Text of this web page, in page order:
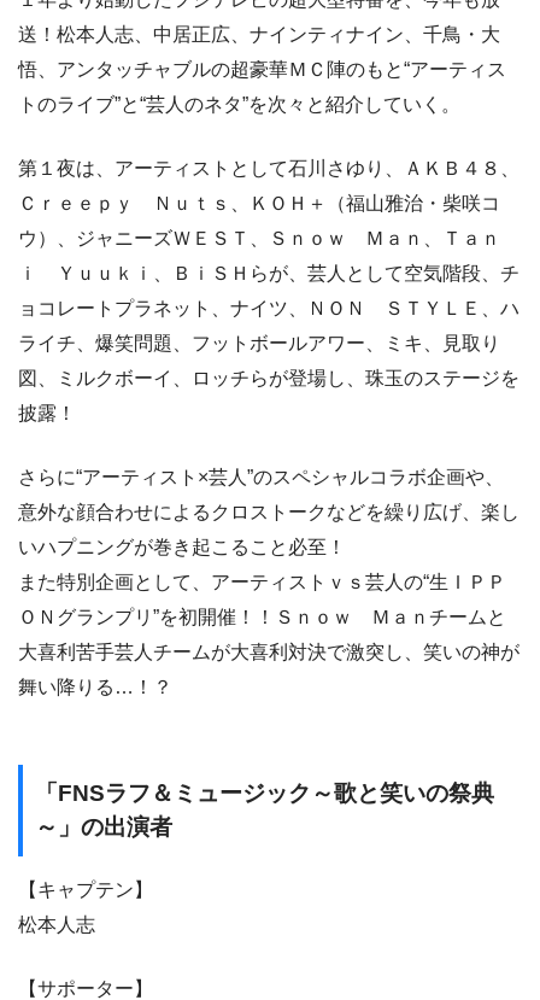
送！松本人志、中居正広、ナインティナイン、千鳥・大
悟、アンタッチャブルの超豪華ＭＣ陣のもと“アーティス
トのライブ”と“芸人のネタ”を次々と紹介していく。
第１夜は、アーティストとして石川さゆり、ＡＫＢ４８、
Ｃｒｅｅｐｙ Ｎｕｔｓ、ＫＯＨ＋（福山雅治・柴咲コ
ウ）、ジャニーズＷＥＳＴ、Ｓｎｏｗ Ｍａｎ、Ｔａｎ
ｉ Ｙｕｕｋｉ、ＢｉＳＨらが、芸人として空気階段、チ
ョコレートプラネット、ナイツ、ＮＯＮ ＳＴＹＬＥ、ハ
ライチ、爆笑問題、フットボールアワー、ミキ、見取り
図、ミルクボーイ、ロッチらが登場し、珠玉のステージを
披露！
さらに“アーティスト×芸人”のスペシャルコラボ企画や、
意外な顔合わせによるクロストークなどを繰り広げ、楽し
いハプニングが巻き起こること必至！
また特別企画として、アーティストｖｓ芸人の“生ＩＰＰ
ＯＮグランプリ”を初開催！！Ｓｎｏｗ Ｍａｎチームと
大喜利苦手芸人チームが大喜利対決で激突し、笑いの神が
舞い降りる…！？
「FNSラフ＆ミュージック～歌と笑いの祭典
～」の出演者
【キャプテン】
松本人志
【サポーター】